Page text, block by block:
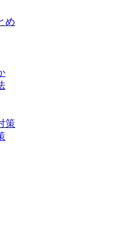
め
策